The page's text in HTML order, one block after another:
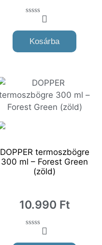
f
Kosárba
DOPPER termoszbögre
300 ml – Forest Green
(zöld)
10.990 Ft